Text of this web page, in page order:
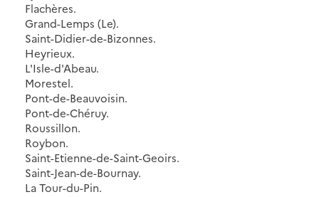
Flachères.
Grand-Lemps (Le).
Saint-Didier-de-Bizonnes.
Heyrieux.
L'Isle-d'Abeau.
Morestel.
Pont-de-Beauvoisin.
Pont-de-Chéruy.
Roussillon.
Roybon.
Saint-Etienne-de-Saint-Geoirs.
Saint-Jean-de-Bournay.
La Tour-du-Pin.